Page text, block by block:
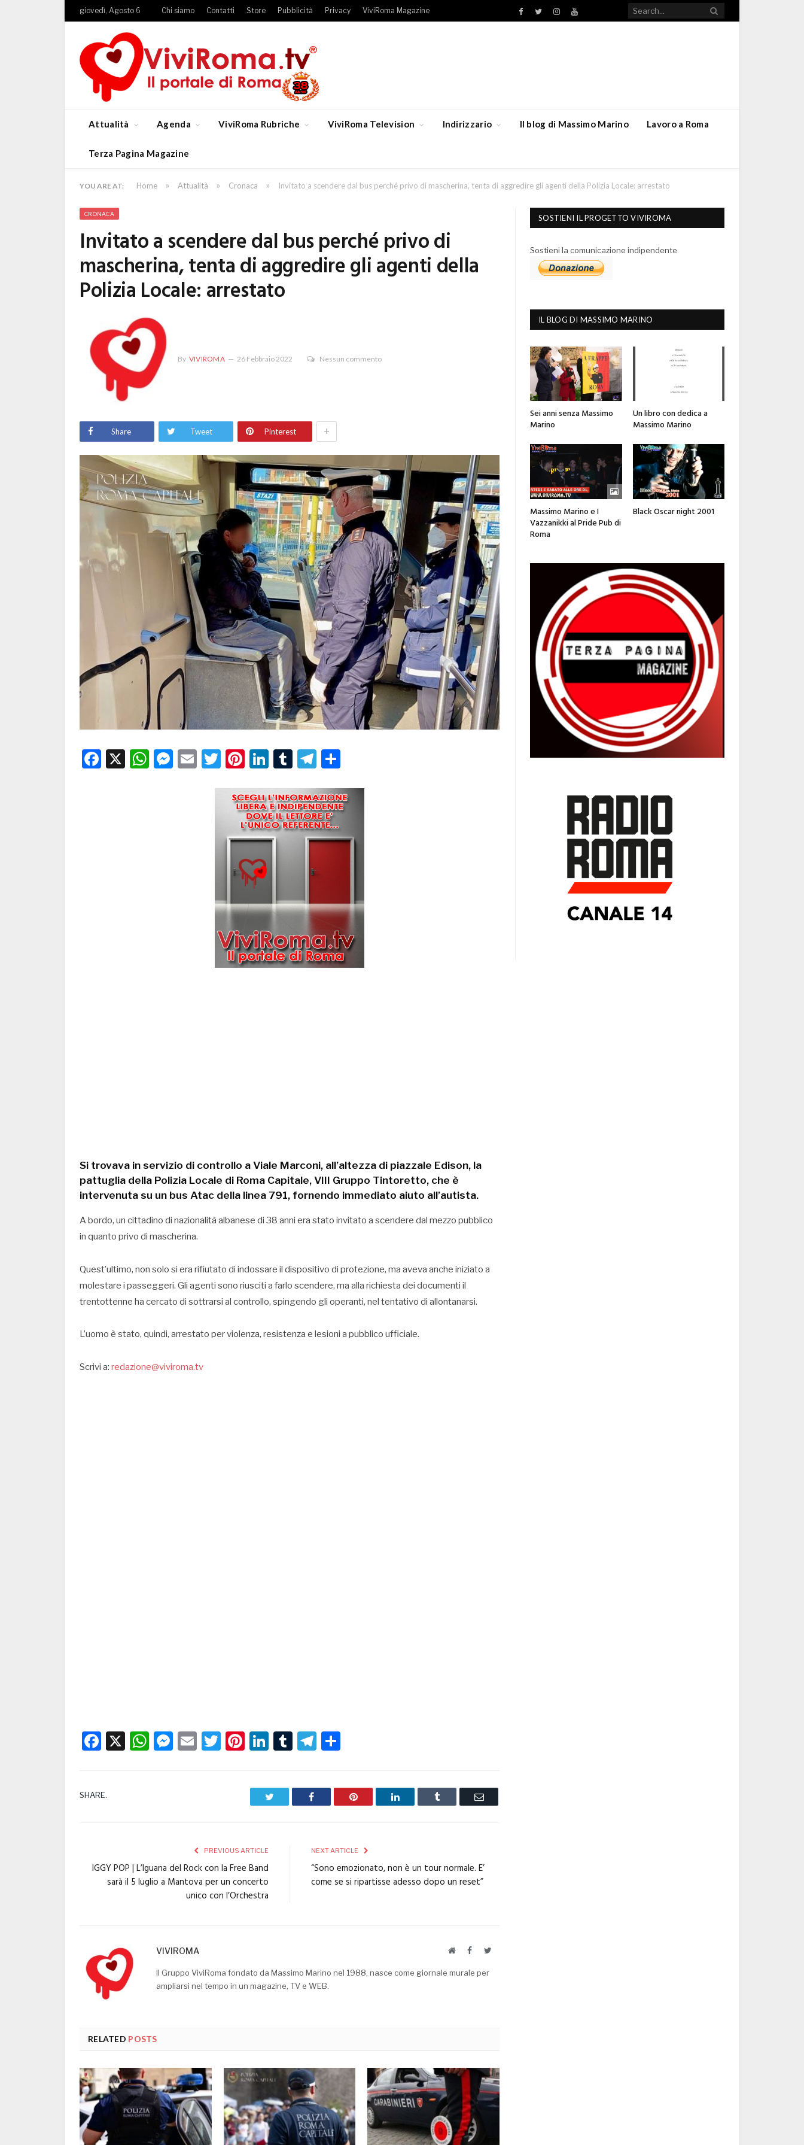
giovedì, Agosto 6 Chi siamo Contatti Store Pubblicità Privacy ViviRoma Magazine Facebook
TwitterInstagramYouTube
Attualità Agenda ViviRoma Rubriche ViviRoma Television Indirizzario Il blog di Massimo Marino Lavoro a Roma
Terza Pagina Magazine
YOU ARE AT: Home » Attualità » Cronaca » Invitato a scendere dal bus perché privo di mascherina, tenta di aggredire gli agenti della Polizia Locale: arrestato
CRONACA
Invitato a scendere dal bus perché privo di
mascherina, tenta di aggredire gli agenti della
Polizia Locale: arrestato
By VIVIROMA 26 Febbraio 2022 Nessun commento
Share Tweet Pinterest +
Facebook
X WhatsApp
Messenger
EmailTwitter
Pinterest
LinkedIn
TumblrTelegram
Si trovava in servizio di controllo a Viale Marconi, all’altezza di piazzale Edison, la
pattuglia della Polizia Locale di Roma Capitale, VIII Gruppo Tintoretto, che è
intervenuta su un bus Atac della linea 791, fornendo immediato aiuto all’autista.
A bordo, un cittadino di nazionalità albanese di 38 anni era stato invitato a scendere dal mezzo pubblico
in quanto privo di mascherina.
Quest’ultimo, non solo si era rifiutato di indossare il dispositivo di protezione, ma aveva anche iniziato a
molestare i passeggeri. Gli agenti sono riusciti a farlo scendere, ma alla richiesta dei documenti il
trentottenne ha cercato di sottrarsi al controllo, spingendo gli operanti, nel tentativo di allontanarsi.
L’uomo è stato, quindi, arrestato per violenza, resistenza e lesioni a pubblico ufficiale.
Scrivi a: redazione@viviroma.tv
Facebook
X WhatsApp
Messenger
EmailTwitter
Pinterest
LinkedIn
TumblrTelegram
SHARE. Facebook Pinterest LinkedIn Tumblr Email
PREVIOUS ARTICLE
IGGY POP | L’Iguana del Rock con la Free Band
sarà il 5 luglio a Mantova per un concerto
unico con l’Orchestra
NEXT ARTICLE
“Sono emozionato, non è un tour normale. E’
come se si ripartisse adesso dopo un reset”
VIVIROMA WebsiteFacebookTwitter
Il Gruppo ViviRoma fondato da Massimo Marino nel 1988, nasce come giornale murale per
ampliarsi nel tempo in un magazine, TV e WEB.
RELATED POSTS
SOSTIENI IL PROGETTO VIVIROMA
Sostieni la comunicazione indipendente
IL BLOG DI MASSIMO MARINO
Sei anni senza Massimo
Marino
Un libro con dedica a
Massimo Marino
Massimo Marino e I
Vazzanikki al Pride Pub di
Roma
Black Oscar night 2001